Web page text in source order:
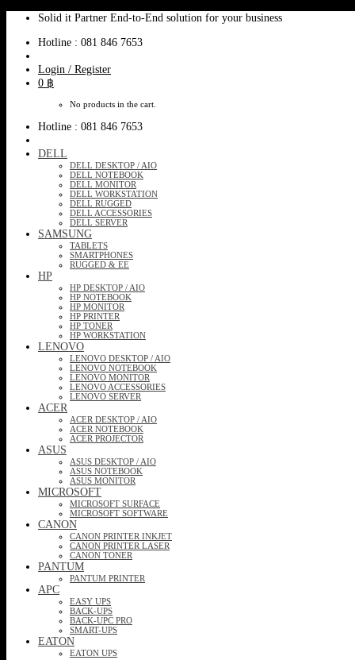
content
Solid it Partner End-to-End solution for your business
Hotline : 081 846 7653
Login / Register
0 ฿
No products in the cart.
Hotline : 081 846 7653
DELL
DELL DESKTOP / AIO
DELL NOTEBOOK
DELL MONITOR
DELL WORKSTATION
DELL RUGGED
DELL ACCESSORIES
DELL SERVER
SAMSUNG
TABLETS
SMARTPHONES
RUGGED & EE
HP
HP DESKTOP / AIO
HP NOTEBOOK
HP MONITOR
HP PRINTER
HP TONER
HP WORKSTATION
LENOVO
LENOVO DESKTOP / AIO
LENOVO NOTEBOOK
LENOVO MONITOR
LENOVO ACCESSORIES
LENOVO SERVER
ACER
ACER DESKTOP / AIO
ACER NOTEBOOK
ACER PROJECTOR
ASUS
ASUS DESKTOP / AIO
ASUS NOTEBOOK
ASUS MONITOR
MICROSOFT
MICROSOFT SURFACE
MICROSOFT SOFTWARE
CANON
CANON PRINTER INKJET
CANON PRINTER LASER
CANON TONER
PANTUM
PANTUM PRINTER
APC
EASY UPS
BACK-UPS
BACK-UPC PRO
SMART-UPS
EATON
EATON UPS